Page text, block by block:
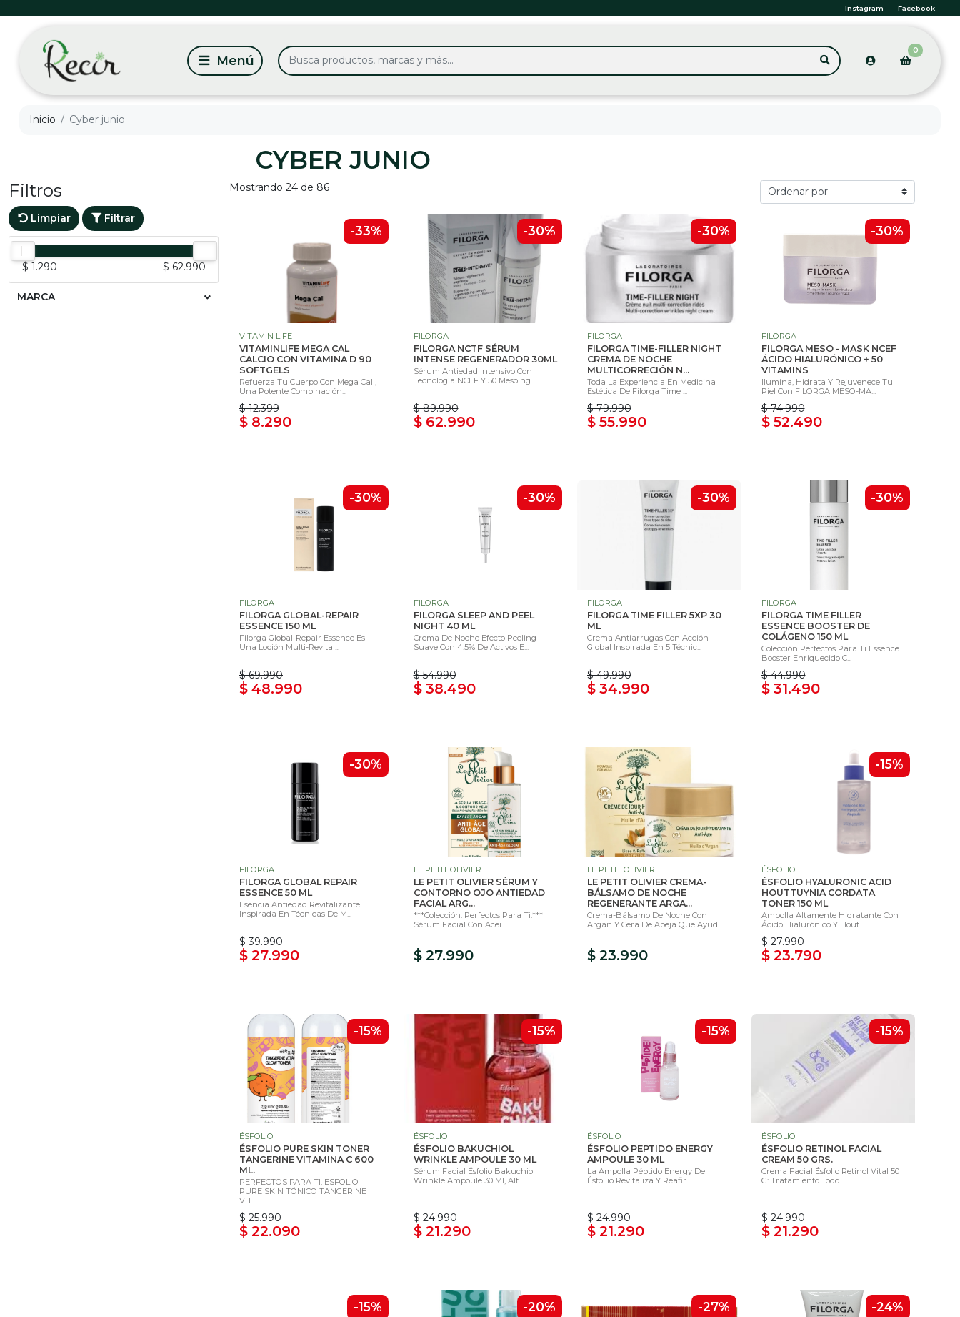
Instagram Facebook
0
Inicio Cyber junio
CYBER JUNIO
Filtros
Limpiar Filtrar
$ 1.290 $ 62.990
MARCA
Mostrando 24 de 86
-33%
VITAMIN LIFE
VITAMINLIFE MEGA CAL
CALCIO CON VITAMINA D 90
SOFTGELS
Refuerza Tu Cuerpo Con Mega Cal ,
Una Potente Combinación...
$ 12.399
$ 8.290
-30%
FILORGA
FILORGA NCTF SÉRUM
INTENSE REGENERADOR 30ML
Sérum Antiedad Intensivo Con
Tecnología NCEF Y 50 Mesoing...
$ 89.990
$ 62.990
-30%
FILORGA
FILORGA TIME-FILLER NIGHT
CREMA DE NOCHE
MULTICORRECIÓN N...
Toda La Experiencia En Medicina
Estética De Filorga Time ...
$ 79.990
$ 55.990
-30%
FILORGA
FILORGA MESO - MASK NCEF
ÁCIDO HIALURÓNICO + 50
VITAMINS
Ilumina, Hidrata Y Rejuvenece Tu
Piel Con FILORGA MESO-MA...
$ 74.990
$ 52.490
-30%
FILORGA
FILORGA GLOBAL-REPAIR
ESSENCE 150 ML
Filorga Global-Repair Essence Es
Una Loción Multi-Revital...
$ 69.990
$ 48.990
-30%
FILORGA
FILORGA SLEEP AND PEEL
NIGHT 40 ML
Crema De Noche Efecto Peeling
Suave Con 4.5% De Activos E...
$ 54.990
$ 38.490
-30%
FILORGA
FILORGA TIME FILLER 5XP 30
ML
Crema Antiarrugas Con Acción
Global Inspirada En 5 Técnic...
$ 49.990
$ 34.990
-30%
FILORGA
FILORGA TIME FILLER
ESSENCE BOOSTER DE
COLÁGENO 150 ML
Colección Perfectos Para Ti Essence
Booster Enriquecido C...
$ 44.990
$ 31.490
-30%
FILORGA
FILORGA GLOBAL REPAIR
ESSENCE 50 ML
Esencia Antiedad Revitalizante
Inspirada En Técnicas De M...
$ 39.990
$ 27.990
LE PETIT OLIVIER
LE PETIT OLIVIER SÉRUM Y
CONTORNO OJO ANTIEDAD
FACIAL ARG...
***Colección: Perfectos Para Ti.***
Sérum Facial Con Acei...
$ 27.990
LE PETIT OLIVIER
LE PETIT OLIVIER CREMA-
BÁLSAMO DE NOCHE
REGENERANTE ARGA...
Crema-Bálsamo De Noche Con
Argán Y Cera De Abeja Que Ayud...
$ 23.990
-15%
ÉSFOLIO
ÉSFOLIO HYALURONIC ACID
HOUTTUYNIA CORDATA
TONER 150 ML
Ampolla Altamente Hidratante Con
Ácido Hialurónico Y Hout...
$ 27.990
$ 23.790
-15%
ÉSFOLIO
ÉSFOLIO PURE SKIN TONER
TANGERINE VITAMINA C 600
ML.
PERFECTOS PARA TI. ESFOLIO
PURE SKIN TÓNICO TANGERINE
VIT...
$ 25.990
$ 22.090
-15%
ÉSFOLIO
ÉSFOLIO BAKUCHIOL
WRINKLE AMPOULE 30 ML
Sérum Facial Ésfolio Bakuchiol
Wrinkle Ampoule 30 Ml, Alt...
$ 24.990
$ 21.290
-15%
ÉSFOLIO
ÉSFOLIO PEPTIDO ENERGY
AMPOULE 30 ML
La Ampolla Péptido Energy De
Ésfollio Revitaliza Y Reafir...
$ 24.990
$ 21.290
-15%
ÉSFOLIO
ÉSFOLIO RETINOL FACIAL
CREAM 50 GRS.
Crema Facial Ésfolio Retinol Vital 50
G: Tratamiento Todo...
$ 24.990
$ 21.290
-15% -20% -27% -24%